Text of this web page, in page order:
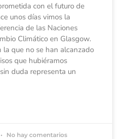
con el futuro de
unos días vimos la
de las Naciones
Climático en Glasgow.
la que no se han alcanzado
que hubiéramos
duda representa un
No hay comentarios